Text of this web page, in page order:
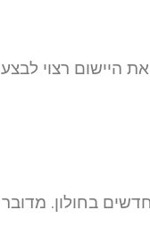
היישום רצוי לבצע
בחולון. מדובר